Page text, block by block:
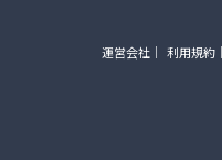
運営会社 利用規約